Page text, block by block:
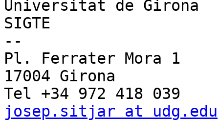
Universitat de Girona
SIGTE
--
Pl. Ferrater Mora 1
17004 Girona
josep.sitjar at udg.edu